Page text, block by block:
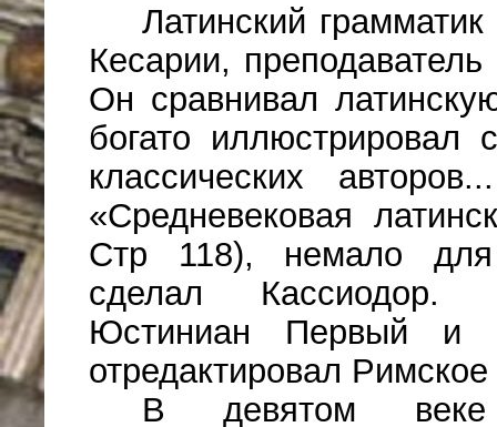
Латинский
Кесарии,
Он сравнивал
богато иллюстрировал
классических
«Средневековая
Стр 118), немало
сделал Кассиодор.
Юстиниан Первый и
отредактировал
В девятом